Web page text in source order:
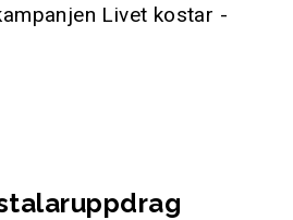
Livet kostar -